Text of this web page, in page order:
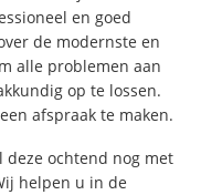
en goed
de modernste en
alle problemen aan
op te lossen.
afspraak te maken.
deze ochtend nog met
helpen u in de